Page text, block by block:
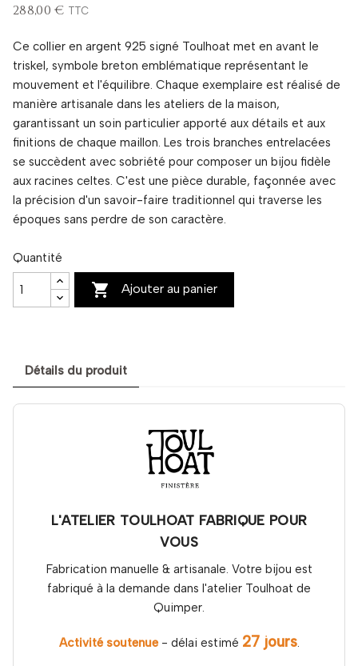
288,00 € TTC
Ce collier en argent 925 signé Toulhoat met en avant le
triskel, symbole breton emblématique représentant le
mouvement et l'équilibre. Chaque exemplaire est réalisé de
manière artisanale dans les ateliers de la maison,
garantissant un soin particulier apporté aux détails et aux
finitions de chaque maillon. Les trois branches entrelacées
se succèdent avec sobriété pour composer un bijou fidèle
aux racines celtes. C'est une pièce durable, façonnée avec
la précision d'un savoir-faire traditionnel qui traverse les
époques sans perdre de son caractère.
Quantité
 Ajouter au panier
Détails du produit
L'ATELIER TOULHOAT FABRIQUE POUR
VOUS
Fabrication manuelle & artisanale. Votre bijou est
fabriqué à la demande dans l'atelier Toulhoat de
Quimper.
Activité soutenue- délai estimé 27 jours.